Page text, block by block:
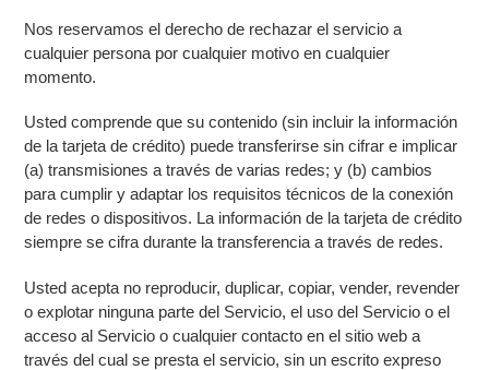
Nos reservamos el derecho de rechazar el servicio a
cualquier persona por cualquier motivo en cualquier
momento.
Usted comprende que su contenido (sin incluir la información
de la tarjeta de crédito) puede transferirse sin cifrar e implicar
(a) transmisiones a través de varias redes; y (b) cambios
para cumplir y adaptar los requisitos técnicos de la conexión
de redes o dispositivos. La información de la tarjeta de crédito
siempre se cifra durante la transferencia a través de redes.
Usted acepta no reproducir, duplicar, copiar, vender, revender
o explotar ninguna parte del Servicio, el uso del Servicio o el
acceso al Servicio o cualquier contacto en el sitio web a
través del cual se presta el servicio, sin un escrito expreso